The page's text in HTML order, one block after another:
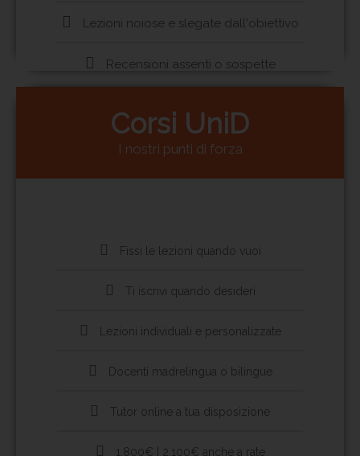
Lezioni noiose e slegate dall'obiettivo
Recensioni assenti o sospette
Corsi UniD
I nostri punti di forza
Fissi le lezioni quando vuoi
Ti iscrivi quando desideri
Lezioni individuali e personalizzate
Docenti madrelingua o bilingue
Tutor online a tua disposizione
1.800€ | 2.100€ anche a rate